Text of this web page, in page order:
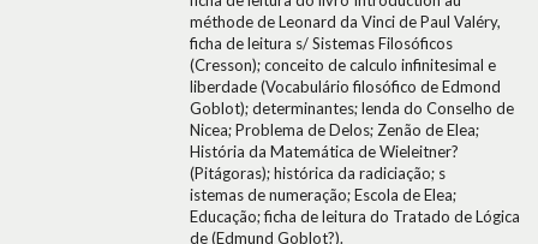
méthode de Leonard da Vinci de Paul Valéry,
ficha de leitura s/ Sistemas Filosóficos
(Cresson); conceito de calculo infinitesimal e
liberdade (Vocabulário filosófico de Edmond
Goblot); determinantes; lenda do Conselho de
Nicea; Problema de Delos; Zenão de Elea;
História da Matemática de Wieleitner?
(Pitágoras); histórica da radiciação; s
istemas de numeração; Escola de Elea;
Educação; ficha de leitura do Tratado de Lógica
de (Edmund Goblot?).